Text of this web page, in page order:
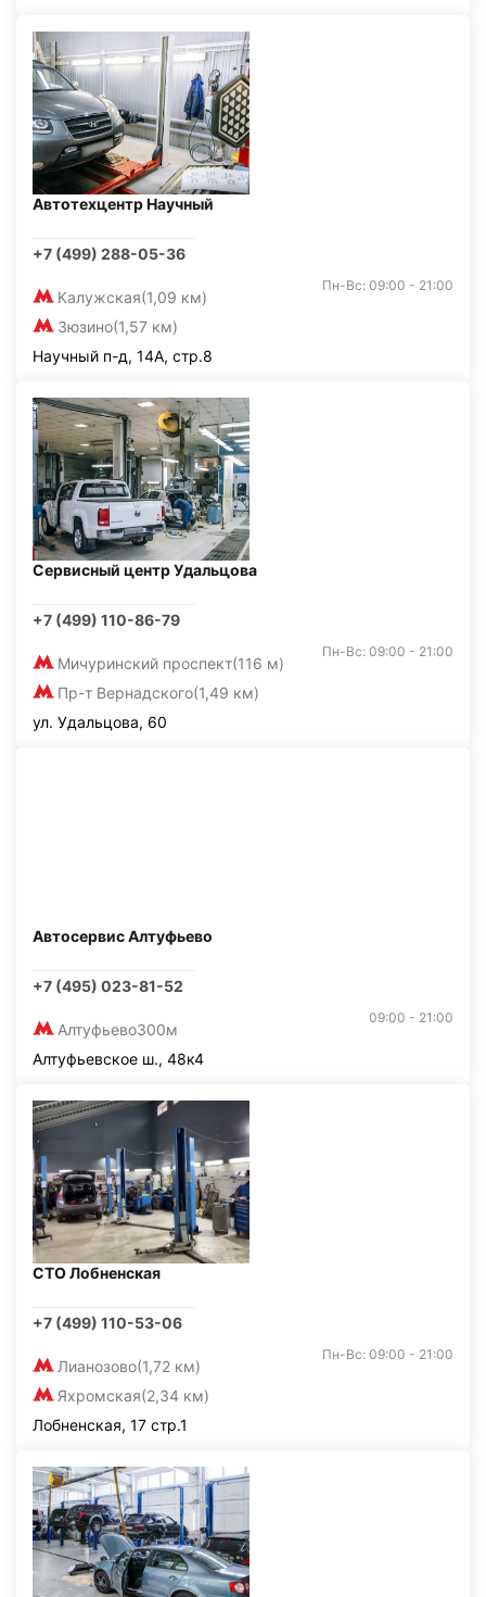
Автотехцентр Научный
+7 (499) 288-05-36
Калужская(1,09 км)
Зюзино(1,57 км)
Пн-Вс: 09:00 - 21:00
Научный п-д, 14А, стр.8
Сервисный центр Удальцова
+7 (499) 110-86-79
Мичуринский проспект(116 м)
Пр-т Вернадского(1,49 км)
Пн-Вс: 09:00 - 21:00
ул. Удальцова, 60
Автосервис Алтуфьево
+7 (495) 023-81-52
Алтуфьево300м
09:00 - 21:00
Алтуфьевское ш., 48к4
СТО Лобненская
+7 (499) 110-53-06
Лианозово(1,72 км)
Яхромская(2,34 км)
Пн-Вс: 09:00 - 21:00
Лобненская, 17 стр.1